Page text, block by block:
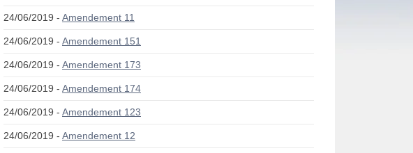
24/06/2019 - Amendement 11
24/06/2019 - Amendement 151
24/06/2019 - Amendement 173
24/06/2019 - Amendement 174
24/06/2019 - Amendement 123
24/06/2019 - Amendement 12